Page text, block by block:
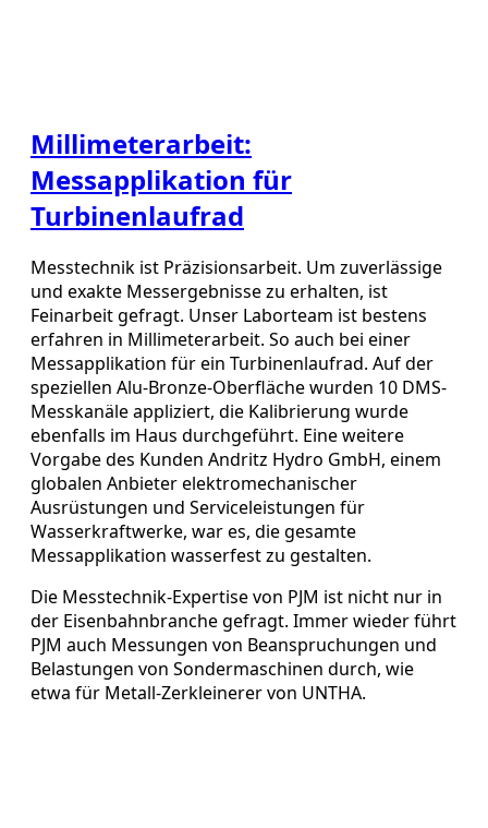
Millimeterarbeit:
Messapplikation für
Turbinenlaufrad
Messtechnik ist Präzisionsarbeit. Um zuverlässige
und exakte Messergebnisse zu erhalten, ist
Feinarbeit gefragt. Unser Laborteam ist bestens
erfahren in Millimeterarbeit. So auch bei einer
Messapplikation für ein Turbinenlaufrad. Auf der
speziellen Alu-Bronze-Oberfläche wurden 10 DMS-
Messkanäle appliziert, die Kalibrierung wurde
ebenfalls im Haus durchgeführt. Eine weitere
Vorgabe des Kunden Andritz Hydro GmbH, einem
globalen Anbieter elektromechanischer
Ausrüstungen und Serviceleistungen für
Wasserkraftwerke, war es, die gesamte
Messapplikation wasserfest zu gestalten.
Die Messtechnik-Expertise von PJM ist nicht nur in
der Eisenbahnbranche gefragt. Immer wieder führt
PJM auch Messungen von Beanspruchungen und
Belastungen von Sondermaschinen durch, wie
etwa für Metall-Zerkleinerer von UNTHA.